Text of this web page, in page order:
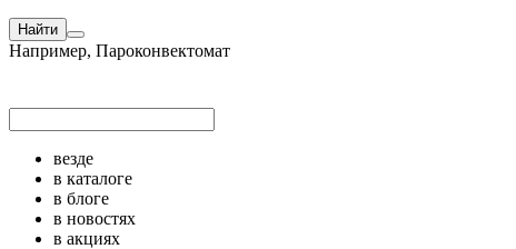
Найти
Например, Пароконвектомат
везде
в каталоге
в блоге
в новостях
в акциях